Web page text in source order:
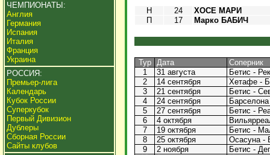
ЧЕМПИОНАТЫ:
Англия
Германия
Испания
Италия
Франция
Украина
РОССИЯ:
Премьер-лига
Календарь
Кубок России
Суперкубок
Первый Дивизион
Дублеры
Сборная России
Сайты клубов
Н 24
ХОСЕ МАРИ
П
17 Марко БАБИЧ
Тур Дата
Соперник
1
31 августа
Бетис -
2
14 сентября
Хетафе -
3
21 сентября
Бетис -
4
24 сентября
5
27 сентября
Бетис -
6
4 октября
7
19 октября
Бетис -
8
25 октября
Осасуна -
9
2 ноября
Бетис -